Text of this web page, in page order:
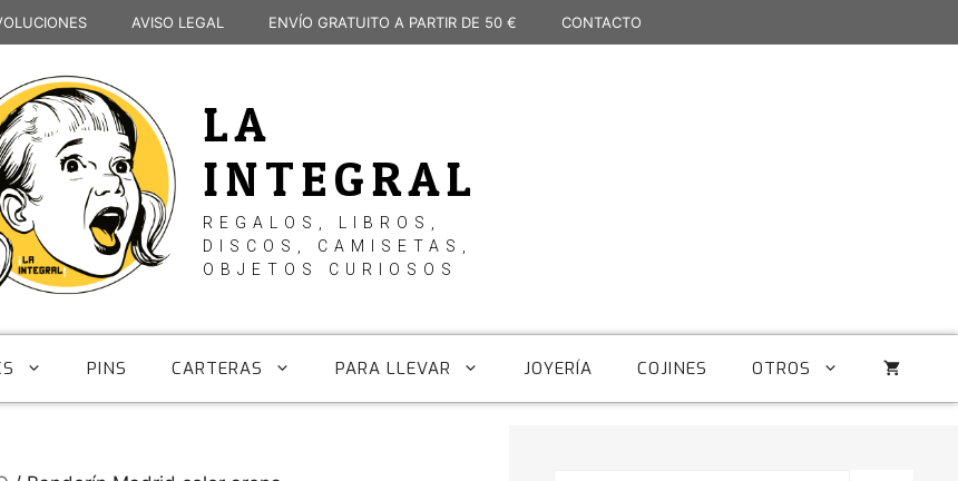
AVISO LEGAL ENVÍO GRATUITO A PARTIR DE 50 € CONTACTO
LA
INTEGRAL
REGALOS, LIBROS,
DISCOS, CAMISETAS,
OBJETOS CURIOSOS
PINS CARTERAS PARA LLEVAR JOYERÍA COJINES OTROS